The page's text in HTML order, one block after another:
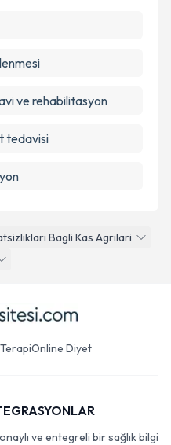
Bagli Kas Agrilari
ve rehabilitasyon
tedavisi
Online Diyet
ve entegreli bir sağlık bilgi